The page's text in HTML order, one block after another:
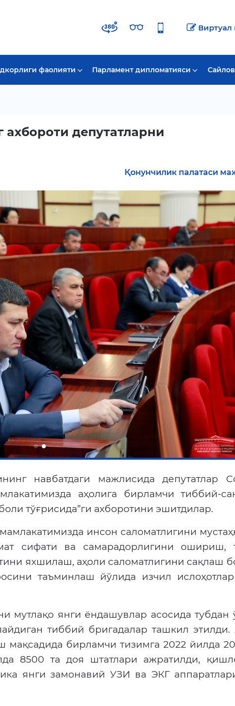
Виртуал
фаолияти Парламент дипломатияси
депутатларни
Қонунчилик палатаси
навбатдаги мажлисида депутатлар
аҳолига бирламчи тиббий-
тўғрисида”ги ахборотини эшитдилар.
инсон саломатлигини
сифати ва самарадорлигини ошириш,
яхшилаш, аҳоли саломатлигини сақлаш
таъминлаш йўлида изчил
мутлақо янги ёндашувлар асосида тубдан
тиббий бригадалар ташкил этилди.
бирламчи тизимга 2022 йилда
8500 та доя штатлари ажратилди,
янги замонавий УЗИ ва ЭКГ